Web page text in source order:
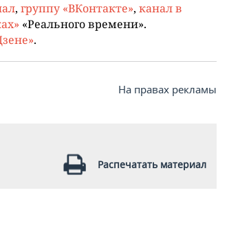
, группу «ВКонтакте», канал в
«Реального времени».
.
На правах рекламы
Распечатать материал